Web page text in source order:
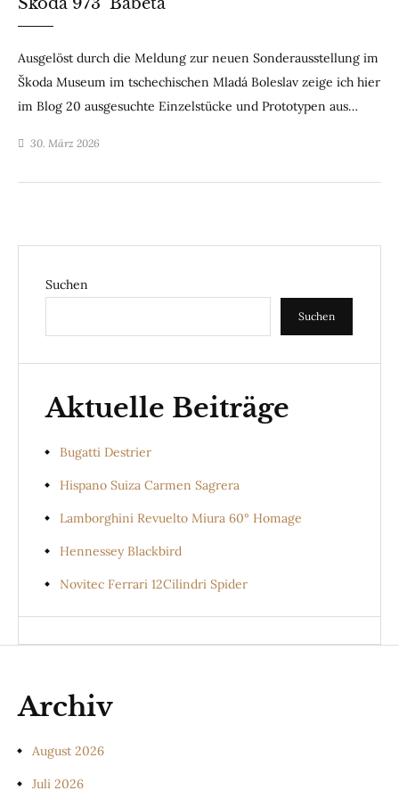
Ausgelöst durch die Meldung zur neuen Sonderausstellung im
Škoda Museum im tschechischen Mladá Boleslav zeige ich hier
im Blog 20 ausgesuchte Einzelstücke und Prototypen aus…
30. März 2026
Suchen
Suchen
Aktuelle Beiträge
Bugatti Destrier
Hispano Suiza Carmen Sagrera
Lamborghini Revuelto Miura 60° Homage
Hennessey Blackbird
Novitec Ferrari 12Cilindri Spider
Archiv
August 2026
Juli 2026